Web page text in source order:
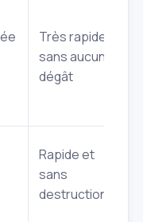
Très rapide,
sans aucun
dégât
Rapide et
sans
destruction